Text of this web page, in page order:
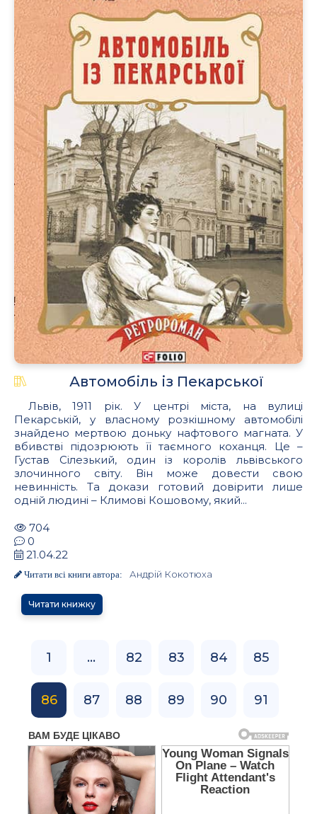
Автомобіль із Пекарської
Львів, 1911 рік. У центрі міста, на вулиці
Пекарській, у власному розкішному автомобілі
знайдено мертвою доньку нафтового магната. У
вбивстві підозрюють її таємного коханця. Це –
Густав Сілезький, один із королів львівського
злочинного світу. Він може довести свою
невинність. Та докази готовий довірити лише
одній людині – Климові Кошовому, який...
704
0
21.04.22
Читати всі книги автора: Андрій Кокотюха
Читати книжку
1 ... 82 83 84 85
86 87 88 89 90 91